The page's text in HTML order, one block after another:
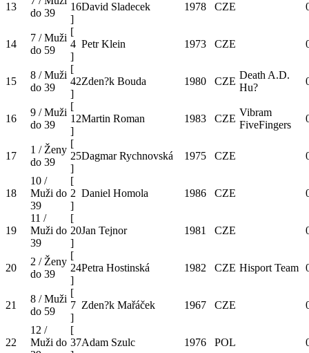
13
do 39
16
]
David Sladecek 1978 CZE
14
7 / Muži
do 59
[
4
]
Petr Klein 1973 CZE
15
8 / Muži
do 39
[
42
]
Zden?k Bouda 1980 CZE
Death A.D.
Hu?
16
9 / Muži
do 39
[
12
]
Martin Roman 1983 CZE
Vibram
FiveFingers
17
1 / Ženy
do 39
[
25
]
Dagmar Rychnovská 1975 CZE
18
10 /
Muži do
39
[
2
]
Daniel Homola 1986 CZE
19
11 /
Muži do
39
[
20
]
Jan Tejnor 1981 CZE
20
2 / Ženy
do 39
[
24
]
Petra Hostinská 1982 CZE Hisport Team
21
8 / Muži
do 59
[
7
]
Zden?k Mařáček 1967 CZE
22
12 /
Muži do
[
37Adam Szulc 1976 POL